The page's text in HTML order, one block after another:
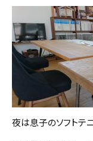
不動産情報
夜は息子のソフトテ